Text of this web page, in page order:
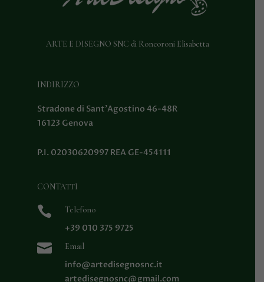
ARTE E DISEGNO SNC di Roncoroni Elisabetta
INDIRIZZO
Stradone di Sant’Agostino 46-48R
16123 Genova
P.I. 02030620997 REA GE-454111
CONTATTI
 Telefono
+39 010 375 9725
 Email
info@artedisegnosnc.it
artedisegnosnc@gmail.com